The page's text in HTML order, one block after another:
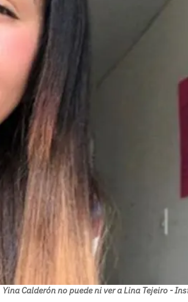
Yina Calderón no puede ni ver a Lina Tejeiro -